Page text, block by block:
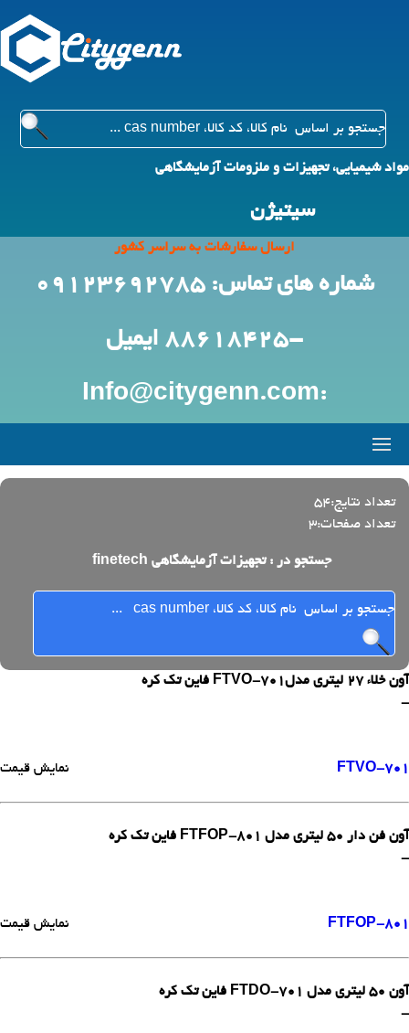
مواد شیمیایی، تجهیزات و ملزومات آزمایشگاهی
سیتیژن
ارسال سفارشات به سراسر کشور
شماره های تماس: 09123692785
-88618425 ایمیل
:Info@citygenn.com
تعداد نتایج:54
تعداد صفحات:3
جستجو در : تجهیزات آزمایشگاهی finetech
آون خلاء 27 لیتری مدلFTVO-701 فاین تک کره
-
FTVO-701 نمایش قیمت
آون فن دار 50 لیتری مدل FTFOP-801 فاین تک کره
-
FTFOP-801 نمایش قیمت
آون 50 لیتری مدل FTDO-701 فاین تک کره
-